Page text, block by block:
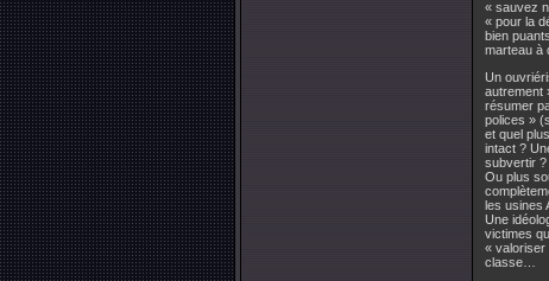
« sauvez
« pour la
bien
marteau à
Un
autrement
résumer
polices »
et quel
intact ?
subvertir ?
Ou plus
les usines
Une
victimes
« valoriser
classe…